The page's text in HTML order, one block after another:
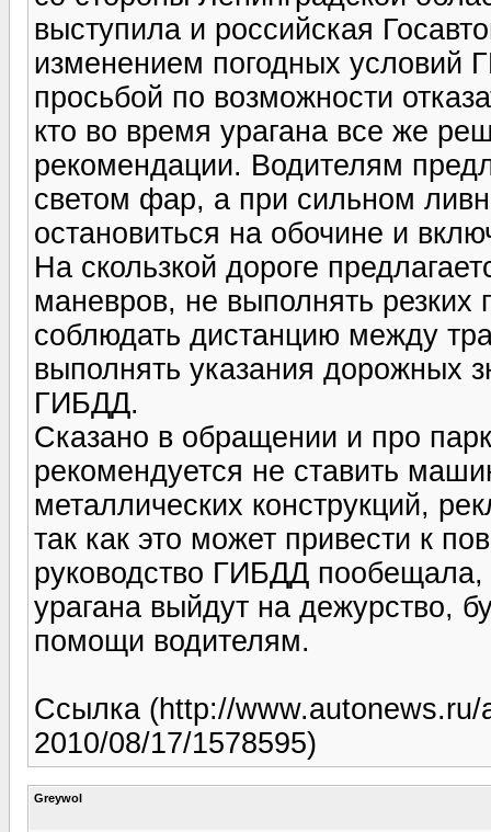
выступила и российская
изменением погодных условий
просьбой по возможности
кто во время урагана все же
рекомендации. Водителям
светом фар, а при сильном
остановиться на обочине и
На скользкой дороге
маневров, не выполнять
соблюдать дистанцию между
выполнять указания дорожных
ГИБДД.
Сказано в обращении и про
рекомендуется не ставить
металлических конструкций,
так как это может привести к
руководство ГИБДД
урагана выйдут на дежурство,
помощи водителям.
Ссылка (http://
2010/08/17/1578595)
Greywol